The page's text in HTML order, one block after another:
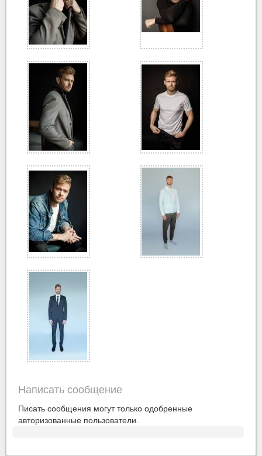
Написать сообщение
Писать сообщения могут только одобренные
авторизованные пользователи.